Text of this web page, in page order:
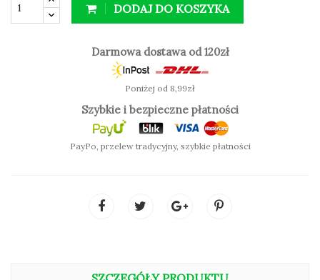
DODAJ DO KOSZYKA
Darmowa dostawa od 120zł
Poniżej od 8,99zł
Szybkie i bezpieczne płatności
PayPo, przelew tradycyjny, szybkie płatności